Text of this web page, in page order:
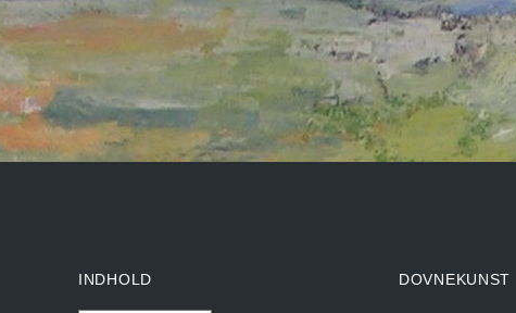
INDHOLD DOVNEKUNST